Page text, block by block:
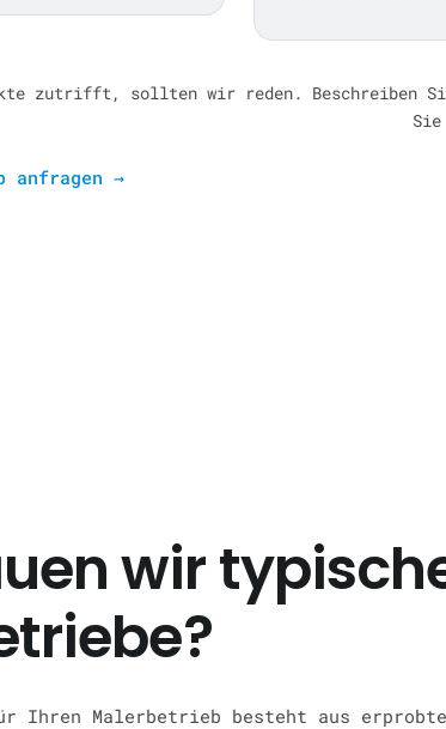
zutrifft, sollten wir reden. Beschreiben
anfragen →
wir
Ihren Malerbetrieb besteht aus